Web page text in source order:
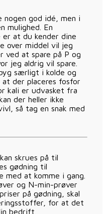
nogen god idé, men i
mulighed. En
at du kender dine
over middel vil jeg
ved at spare på P og
jeg aldrig vil spare.
særligt i kolde og
der placeres fosfor
kali er udvasket fra
der heller ikke
så tag en snak med
skrues på til
gødning til
med at komme i gang.
og N-min-prøver
på gødning, skal
for at det
bedrift.